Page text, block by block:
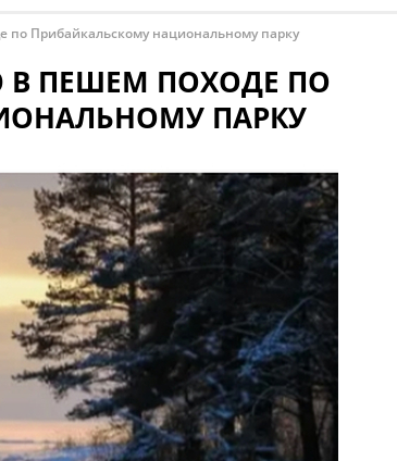
Прибайкальскому национальному парку
ПЕШЕМ ПОХОДЕ ПО
ПАРКУ